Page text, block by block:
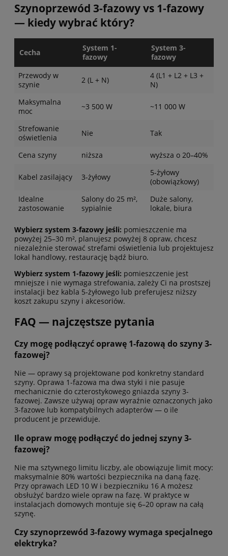
Szynoprzewód 3-fazowy vs 1-fazowy
— kiedy wybrać który?
Cecha
System 1-
fazowy
System 3-
fazowy
Przewody w
szynie
2 (L + N)
4 (L1 + L2 + L3 +
N)
Maksymalna
moc
~3 500 W ~11 000 W
Strefowanie
oświetlenia
Nie Tak
Cena szyny niższa wyższa o 20–40%
Kabel zasilający 3-żyłowy
5-żyłowy
(obowiązkowy)
Idealne
zastosowanie
Salony do 25 m²,
sypialnie
Duże salony,
lokale, biura
Wybierz system 3-fazowy jeśli: pomieszczenie ma
powyżej 25–30 m², planujesz powyżej 8 opraw, chcesz
niezależnie sterować strefami oświetlenia lub projektujesz
lokal handlowy, restaurację bądź biuro.
Wybierz system 1-fazowy jeśli: pomieszczenie jest
mniejsze i nie wymaga strefowania, zależy Ci na prostszej
instalacji bez kabla 5-żyłowego lub preferujesz niższy
koszt zakupu szyny i akcesoriów.
FAQ — najczęstsze pytania
Czy mogę podłączyć oprawę 1-fazową do szyny 3-
fazowej?
Nie — oprawy są projektowane pod konkretny standard
szyny. Oprawa 1-fazowa ma dwa styki i nie pasuje
mechanicznie do czterostykowego gniazda szyny 3-
fazowej. Zawsze używaj opraw wyraźnie oznaczonych jako
3-fazowe lub kompatybilnych adapterów — o ile
producent je przewiduje.
Ile opraw mogę podłączyć do jednej szyny 3-
fazowej?
Nie ma sztywnego limitu liczby, ale obowiązuje limit mocy:
maksymalnie 80% wartości bezpiecznika na daną fazę.
Przy oprawach LED 10 W i bezpieczniku 16 A możesz
obsłużyć bardzo wiele opraw na fazę. W praktyce w
instalacjach domowych montuje się 6–20 opraw na całą
szynę.
Czy szynoprzewód 3-fazowy wymaga specjalnego
elektryka?